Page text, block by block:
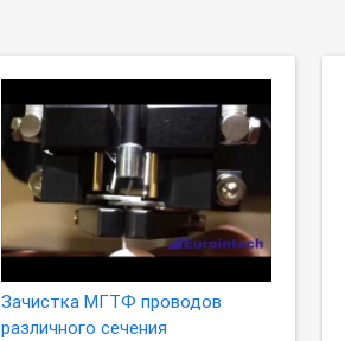
Зачистка МГТФ проводов
различного сечения